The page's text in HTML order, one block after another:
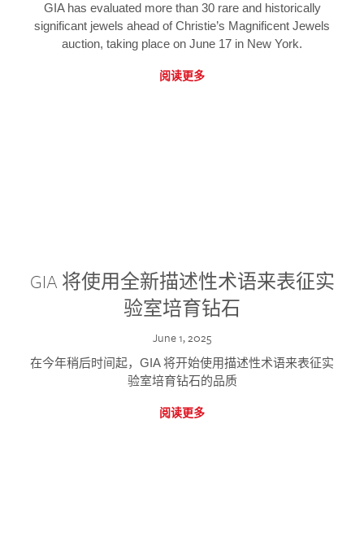
GIA has evaluated more than 30 rare and historically
significant jewels ahead of Christie’s Magnificent Jewels
auction, taking place on June 17 in New York.
阅读更多
GIA 将使用全新描述性术语来表征实
验室培育钻石
June 1, 2025
在今年稍后时间起，GIA 将开始使用描述性术语来表征实
验室培育钻石的品质
阅读更多